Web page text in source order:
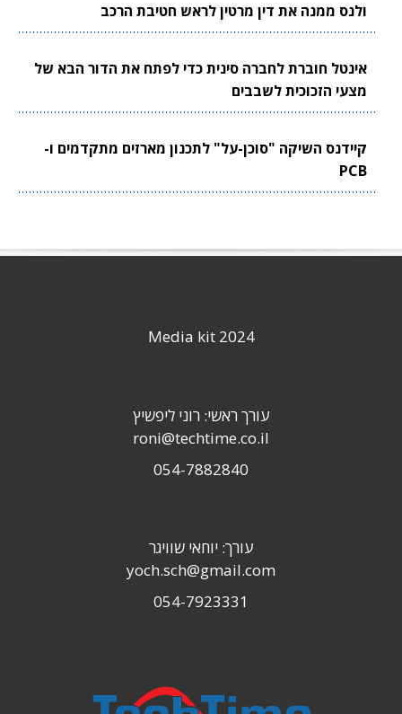
ולנס ממנה את דין מרטין לראש חטיבת הרכב
אינטל חוברת לחברה סינית כדי לפתח את הדור הבא של
מצעי הזכוכית לשבבים
קיידנס השיקה "סוכן-על" לתכנון מארזים מתקדמים ו-
PCB
Media kit 2024
עורך ראשי: רוני ליפשיץ
roni@techtime.co.il
054-7882840
עורך: יוחאי שוויגר
yoch.sch@gmail.com
054-7923331